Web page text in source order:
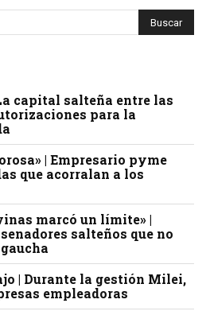
capital salteña entre las
para la
| Empresario pyme
que acorralan a los
marcó un límite» |
salteños que no
| Durante la gestión Milei,
empleadoras